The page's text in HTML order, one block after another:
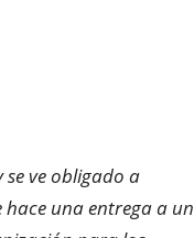
se ve obligado a
una entrega a un